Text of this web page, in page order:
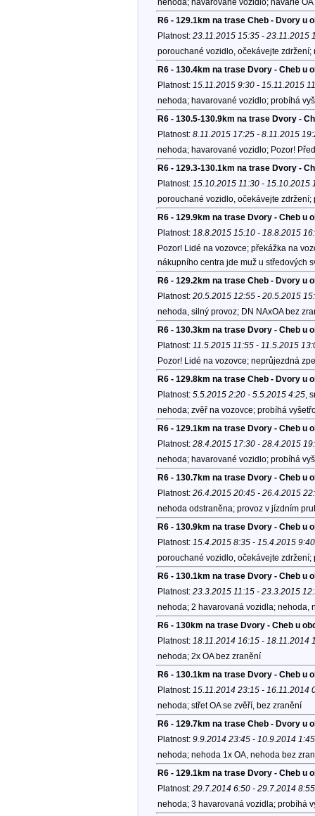
R6 - 129.1km na trase Cheb - Dvory u
Platnost: 23.11.2015 15:35 - 23.11.2015
porouchané vozidlo, očekávejte
R6 - 130.4km na trase Dvory - Cheb u
Platnost: 15.11.2015 9:30 - 15.11.2015
nehoda; havarované vozidlo; probíhá
R6 - 130.5-130.9km na trase Dvory -
Platnost: 8.11.2015 17:25 - 8.11.2015
nehoda; havarované vozidlo; Pozor!
R6 - 129.3-130.1km na trase Dvory -
Platnost: 15.10.2015 11:30 - 15.10.2015
porouchané vozidlo, očekávejte
R6 - 129.9km na trase Dvory - Cheb u
Platnost: 18.8.2015 15:10 - 18.8.2015
Pozor! Lidé na vozovce; překážka na
nákupního centra jde muž u středových
R6 - 129.2km na trase Cheb - Dvory u
Platnost: 20.5.2015 12:55 - 20.5.2015
nehoda, silný provoz; DN NAxOA bez
R6 - 130.3km na trase Dvory - Cheb u
Platnost: 11.5.2015 11:55 - 11.5.2015
Pozor! Lidé na vozovce; neprůjezdná
R6 - 129.8km na trase Cheb - Dvory u
Platnost: 5.5.2015 2:20 - 5.5.2015 4:25,
nehoda; zvěř na vozovce; probíhá
R6 - 129.1km na trase Dvory - Cheb u
Platnost: 28.4.2015 17:30 - 28.4.2015
nehoda; havarované vozidlo; probíhá
R6 - 130.7km na trase Dvory - Cheb u
Platnost: 26.4.2015 20:45 - 26.4.2015
nehoda odstraněna; provoz v jízdním
R6 - 130.9km na trase Dvory - Cheb u
Platnost: 15.4.2015 8:35 - 15.4.2015 9:40
porouchané vozidlo, očekávejte
R6 - 130.1km na trase Dvory - Cheb u
Platnost: 23.3.2015 11:15 - 23.3.2015
nehoda; 2 havarovaná vozidla; nehoda,
R6 - 130km na trase Dvory - Cheb u
Platnost: 18.11.2014 16:15 - 18.11.2014
nehoda; 2x OA bez zranění
R6 - 130.1km na trase Dvory - Cheb u
Platnost: 15.11.2014 23:15 - 16.11.2014
nehoda; střet OA se zvěří, bez zranění
R6 - 129.7km na trase Cheb - Dvory u
Platnost: 9.9.2014 23:45 - 10.9.2014 1:45
nehoda; nehoda 1x OA, nehoda bez
R6 - 129.1km na trase Dvory - Cheb u
Platnost: 29.7.2014 6:50 - 29.7.2014 8:55
nehoda; 3 havarovaná vozidla; probíhá